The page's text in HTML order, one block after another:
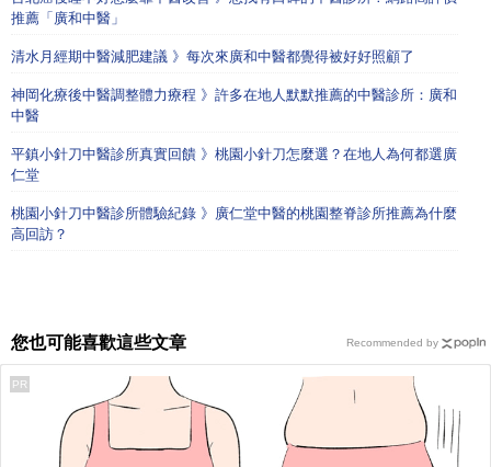
推薦「廣和中醫」
清水月經期中醫減肥建議 》每次來廣和中醫都覺得被好好照顧了
神岡化療後中醫調整體力療程 》許多在地人默默推薦的中醫診所：廣和
中醫
平鎮小針刀中醫診所真實回饋 》桃園小針刀怎麼選？在地人為何都選廣
仁堂
桃園小針刀中醫診所體驗紀錄 》廣仁堂中醫的桃園整脊診所推薦為什麼
高回訪？
您也可能喜歡這些文章
PR
Recommended by